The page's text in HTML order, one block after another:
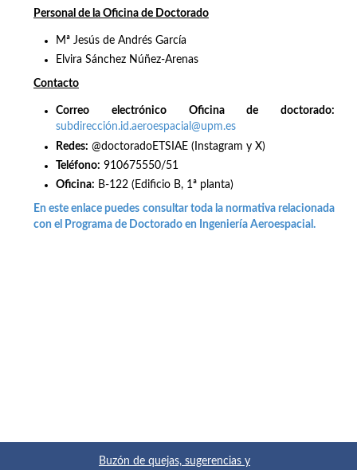
Personal de la Oficina de Doctorado
Mª Jesús de Andrés García
Elvira Sánchez Núñez-Arenas
Contacto
Correo electrónico Oficina de doctorado:
subdirección.id.aeroespacial@upm.es
Redes: @doctoradoETSIAE (Instagram y X)
Teléfono: 910675550/51
Oficina: B-122 (Edificio B, 1ª planta)
En este enlace puedes consultar toda la normativa relacionada
con el Programa de Doctorado en Ingeniería Aeroespacial.
Buzón de quejas, sugerencias y